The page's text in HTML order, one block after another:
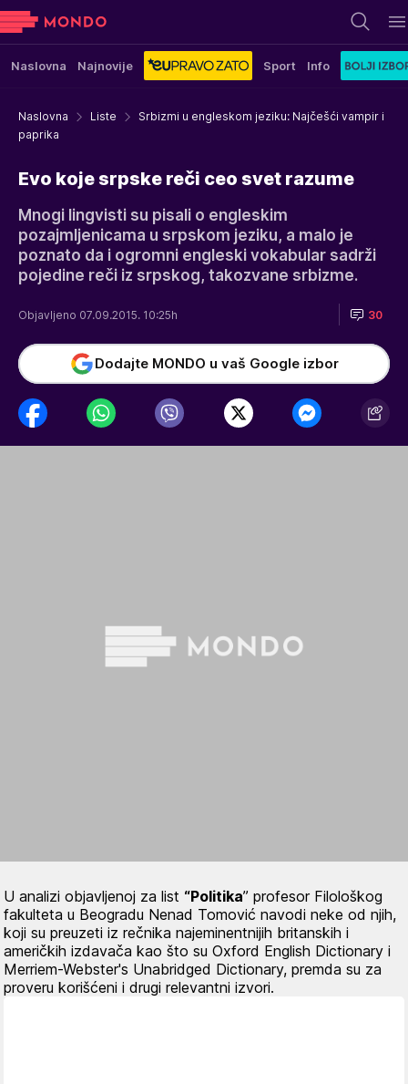
Naslovna Najnovije Sport Info
Naslovna Liste
Srbizmi u engleskom jeziku: Najčešći vampir i
paprika
Evo koje srpske reči ceo svet razume
Mnogi lingvisti su pisali o engleskim
pozajmljenicama u srpskom jeziku, a malo je
poznato da i ogromni engleski vokabular sadrži
pojedine reči iz srpskog, takozvane srbizme.
Objavljeno 07.09.2015. 10:25h 30
Dodajte MONDO u vaš Google izbor
U analizi objavljenoj za list “Politika” profesor Filološkog
fakulteta u Beogradu Nenad Tomović navodi neke od njih,
koji su preuzeti iz rečnika najeminentnijih britanskih i
američkih izdavača kao što su Oxford English Dictionary i
Merriem-Webster's Unabridged Dictionary, premda su za
proveru korišćeni i drugi relevantni izvori.